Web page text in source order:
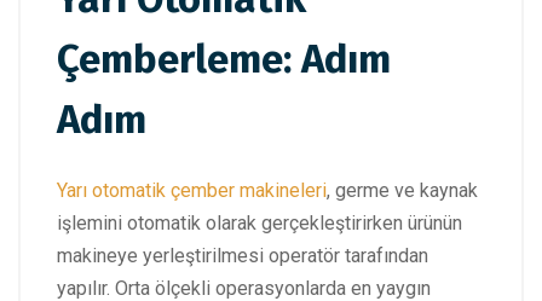
Çemberleme: Adım
Adım
Yarı otomatik çember makineleri, germe ve kaynak
işlemini otomatik olarak gerçekleştirirken ürünün
makineye yerleştirilmesi operatör tarafından
yapılır. Orta ölçekli operasyonlarda en yaygın